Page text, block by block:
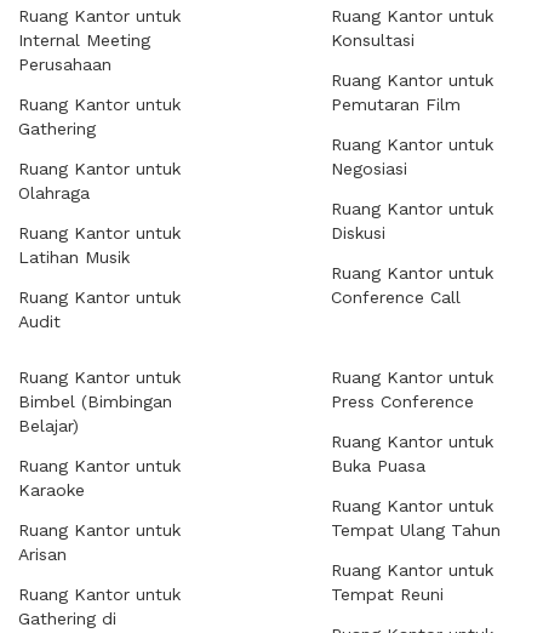
Ruang Kantor untuk
Internal Meeting
Perusahaan
Ruang Kantor untuk
Gathering
Ruang Kantor untuk
Olahraga
Ruang Kantor untuk
Latihan Musik
Ruang Kantor untuk
Audit
Ruang Kantor untuk
Konsultasi
Ruang Kantor untuk
Pemutaran Film
Ruang Kantor untuk
Negosiasi
Ruang Kantor untuk
Diskusi
Ruang Kantor untuk
Conference Call
Ruang Kantor untuk
Bimbel (Bimbingan
Belajar)
Ruang Kantor untuk
Karaoke
Ruang Kantor untuk
Arisan
Ruang Kantor untuk
Gathering di
Ruang Kantor untuk
Press Conference
Ruang Kantor untuk
Buka Puasa
Ruang Kantor untuk
Tempat Ulang Tahun
Ruang Kantor untuk
Tempat Reuni